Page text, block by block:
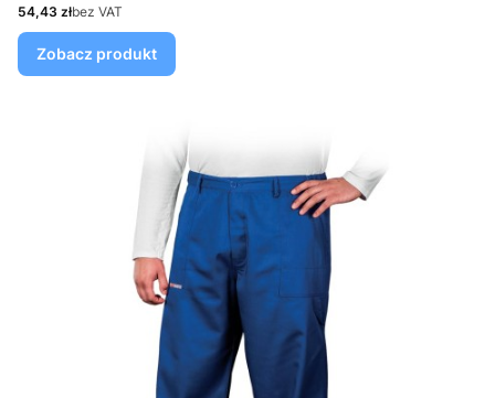
Cena
54,43 złbez VAT
Zobacz produkt